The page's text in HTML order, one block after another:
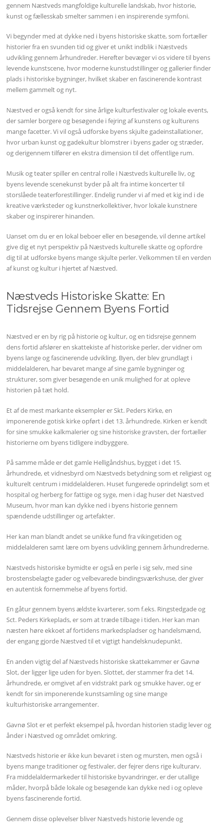
gennem Næstveds mangfoldige kulturelle landskab, hvor historie,
kunst og fællesskab smelter sammen i en inspirerende symfoni.
Vi begynder med at dykke ned i byens historiske skatte, som fortæller
historier fra en svunden tid og giver et unikt indblik i Næstveds
udvikling gennem århundreder. Herefter bevæger vi os videre til byens
levende kunstscene, hvor moderne kunstudstillinger og gallerier finder
plads i historiske bygninger, hvilket skaber en fascinerende kontrast
mellem gammelt og nyt.
Næstved er også kendt for sine årlige kulturfestivaler og lokale events,
der samler borgere og besøgende i fejring af kunstens og kulturens
mange facetter. Vi vil også udforske byens skjulte gadeinstallationer,
hvor urban kunst og gadekultur blomstrer i byens gader og stræder,
og derigennem tilfører en ekstra dimension til det offentlige rum.
Musik og teater spiller en central rolle i Næstveds kulturelle liv, og
byens levende scenekunst byder på alt fra intime koncerter til
storslåede teaterforestillinger. Endelig runder vi af med et kig ind i de
kreative værksteder og kunstnerkollektiver, hvor lokale kunstnere
skaber og inspirerer hinanden.
Uanset om du er en lokal beboer eller en besøgende, vil denne artikel
give dig et nyt perspektiv på Næstveds kulturelle skatte og opfordre
dig til at udforske byens mange skjulte perler. Velkommen til en verden
af kunst og kultur i hjertet af Næstved.
Næstveds Historiske Skatte: En
Tidsrejse Gennem Byens Fortid
Næstved er en by rig på historie og kultur, og en tidsrejse gennem
dens fortid afslører en skattekiste af historiske perler, der vidner om
byens lange og fascinerende udvikling. Byen, der blev grundlagt i
middelalderen, har bevaret mange af sine gamle bygninger og
strukturer, som giver besøgende en unik mulighed for at opleve
historien på tæt hold.
Et af de mest markante eksempler er Skt. Peders Kirke, en
imponerende gotisk kirke opført i det 13. århundrede. Kirken er kendt
for sine smukke kalkmalerier og sine historiske gravsten, der fortæller
historierne om byens tidligere indbyggere.
På samme måde er det gamle Helligåndshus, bygget i det 15.
århundrede, et vidnesbyrd om Næstveds betydning som et religiøst og
kulturelt centrum i middelalderen. Huset fungerede oprindeligt som et
hospital og herberg for fattige og syge, men i dag huser det Næstved
Museum, hvor man kan dykke ned i byens historie gennem
spændende udstillinger og artefakter.
Her kan man blandt andet se unikke fund fra vikingetiden og
middelalderen samt lære om byens udvikling gennem århundrederne.
Næstveds historiske bymidte er også en perle i sig selv, med sine
brostensbelagte gader og velbevarede bindingsværkshuse, der giver
en autentisk fornemmelse af byens fortid.
En gåtur gennem byens ældste kvarterer, som f.eks. Ringstedgade og
Sct. Peders Kirkeplads, er som at træde tilbage i tiden. Her kan man
næsten høre ekkoet af fortidens markedspladser og handelsmænd,
der engang gjorde Næstved til et vigtigt handelsknudepunkt.
En anden vigtig del af Næstveds historiske skattekammer er Gavnø
Slot, der ligger lige uden for byen. Slottet, der stammer fra det 14.
århundrede, er omgivet af en vidstrakt park og smukke haver, og er
kendt for sin imponerende kunstsamling og sine mange
kulturhistoriske arrangementer.
Gavnø Slot er et perfekt eksempel på, hvordan historien stadig lever og
ånder i Næstved og området omkring.
Næstveds historie er ikke kun bevaret i sten og mursten, men også i
byens mange traditioner og festivaler, der fejrer dens rige kulturarv.
Fra middelaldermarkeder til historiske byvandringer, er der utallige
måder, hvorpå både lokale og besøgende kan dykke ned i og opleve
byens fascinerende fortid.
Gennem disse oplevelser bliver Næstveds historie levende og